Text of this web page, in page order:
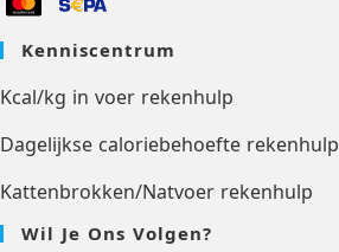
Kenniscentrum
Kcal/kg in voer rekenhulp
Dagelijkse caloriebehoefte rekenhulp
Kattenbrokken/Natvoer rekenhulp
Wil Je Ons Volgen?